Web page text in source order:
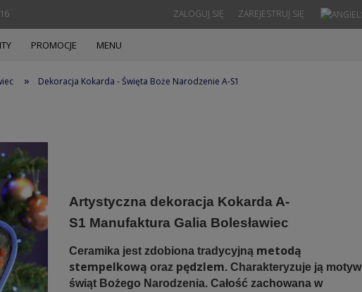
ZAREJESTRUJ SIĘ
ZALOGUJ SIĘ
PROMOCJE MENU
» Dekoracja Kokarda - Święta Boże Narodzenie A-S1
Artystyczna dekoracja Kokarda A-
S1 Manufaktura Galia Bolesławiec
Ceramika jest zdobiona tradycyjną metodą
stempelkową oraz pędzlem. Charakteryzuje ją motyw
świąt Bożego Narodzenia. Całość zachowana w